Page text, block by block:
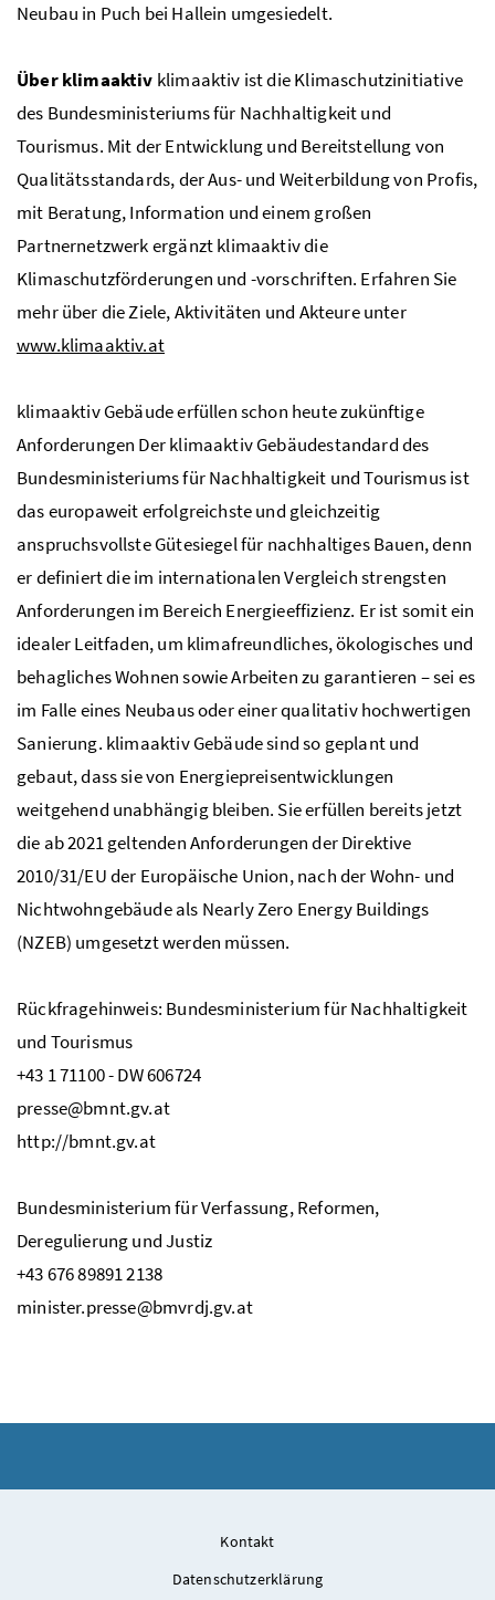
Neubau in Puch bei Hallein umgesiedelt.
Über klimaaktiv klimaaktiv ist die Klimaschutzinitiative
des Bundesministeriums für Nachhaltigkeit und
Tourismus. Mit der Entwicklung und Bereitstellung von
Qualitätsstandards, der Aus- und Weiterbildung von Profis,
mit Beratung, Information und einem großen
Partnernetzwerk ergänzt klimaaktiv die
Klimaschutzförderungen und -vorschriften. Erfahren Sie
mehr über die Ziele, Aktivitäten und Akteure unter
www.klimaaktiv.at
klimaaktiv Gebäude erfüllen schon heute zukünftige
Anforderungen Der klimaaktiv Gebäudestandard des
Bundesministeriums für Nachhaltigkeit und Tourismus ist
das europaweit erfolgreichste und gleichzeitig
anspruchsvollste Gütesiegel für nachhaltiges Bauen, denn
er definiert die im internationalen Vergleich strengsten
Anforderungen im Bereich Energieeffizienz. Er ist somit ein
idealer Leitfaden, um klimafreundliches, ökologisches und
behagliches Wohnen sowie Arbeiten zu garantieren – sei es
im Falle eines Neubaus oder einer qualitativ hochwertigen
Sanierung. klimaaktiv Gebäude sind so geplant und
gebaut, dass sie von Energiepreisentwicklungen
weitgehend unabhängig bleiben. Sie erfüllen bereits jetzt
die ab 2021 geltenden Anforderungen der Direktive
2010/31/EU der Europäische Union, nach der Wohn- und
Nichtwohngebäude als Nearly Zero Energy Buildings
(NZEB) umgesetzt werden müssen.
Rückfragehinweis: Bundesministerium für Nachhaltigkeit
und Tourismus
+43 1 71100 - DW 606724
presse@bmnt.gv.at
http://bmnt.gv.at
Bundesministerium für Verfassung, Reformen,
Deregulierung und Justiz
+43 676 89891 2138
minister.presse@bmvrdj.gv.at
Kontakt
Datenschutzerklärung